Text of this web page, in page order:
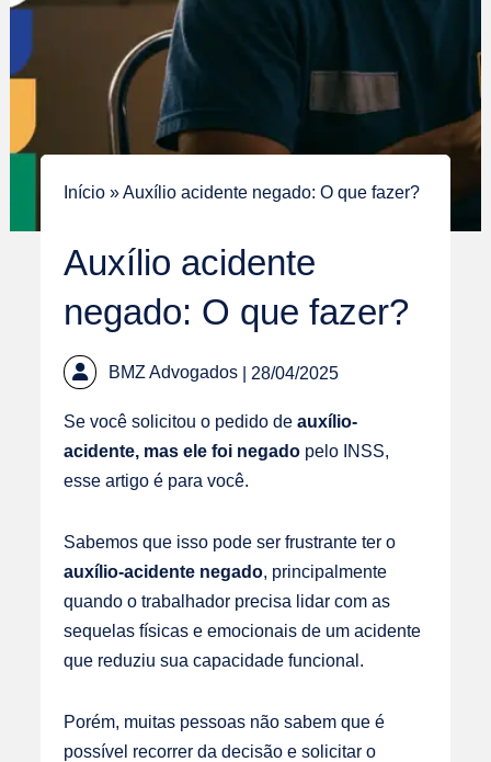
Início »Auxílio acidente negado: O que fazer?
Auxílio acidente
negado: O que fazer?
BMZ Advogados | 28/04/2025
Se você solicitou o pedido deauxílio-
acidente, mas ele foi negado pelo INSS,
esse artigo é para você.
Sabemos que isso pode ser frustrante ter o
auxílio-acidente negado, principalmente
quando o trabalhador precisa lidar com as
sequelas físicas e emocionais de um acidente
que reduziu sua capacidade funcional.
Porém, muitas pessoas não sabem que é
possível recorrer da decisão e solicitar o